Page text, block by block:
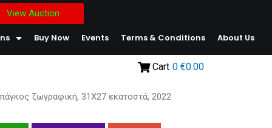
View Auction
Buy Now Events Terms & Conditions About Us
Cart 0 €0.00
ζωγραφική, 31Χ27 εκατοστά, 2022